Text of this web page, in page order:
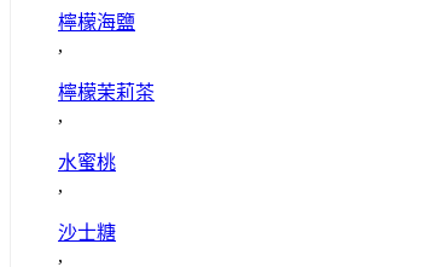
檸檬海鹽
,
檸檬茉莉茶
,
水蜜桃
,
沙士糖
,